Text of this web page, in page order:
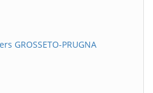
GROSSETO-PRUGNA